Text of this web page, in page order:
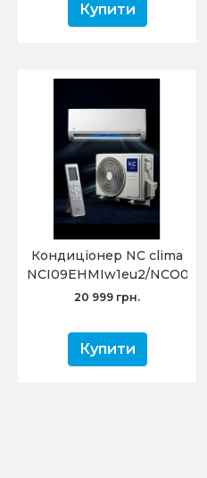
Купити
Кондиціонер NC clima
NCI09EHMIw1eu2/
Manchester 2.0 (-20°C)
20 999 грн.
Купити